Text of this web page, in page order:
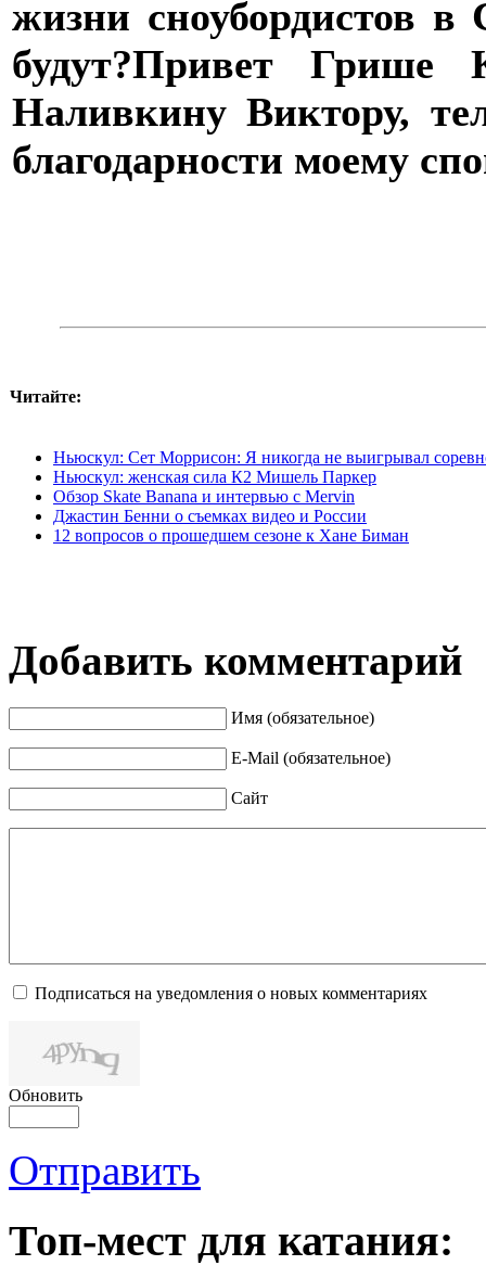
жизни сноубордистов
будут?Привет Грише
Наливкину Виктору,
благодарности моему
Читайте:
Ньюскул: Сет Моррисон: Я никогда не выигрывал
Ньюскул: женская сила К2 Мишель Паркер
Обзор Skate Banana и интервью с Mervin
Джастин Бенни о съемках видео и России
12 вопросов о прошедшем сезоне к Хане Биман
Добавить комментарий
Имя (обязательное)
E-Mail (обязательное)
Сайт
Подписаться на уведомления о новых комментариях
Обновить
Отправить
Топ-мест для катания: